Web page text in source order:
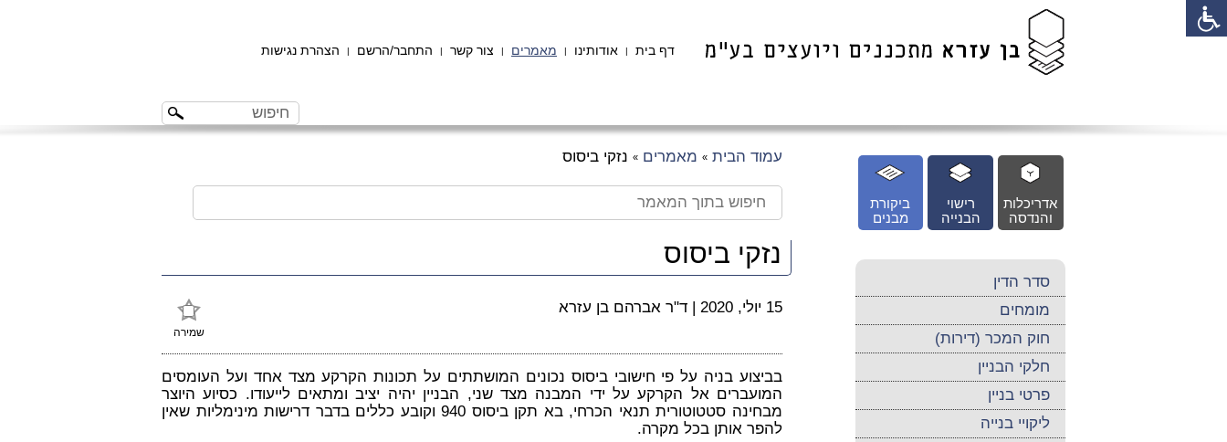
דף בית | אודותינו | מאמרים | צור קשר | התחבר/הרשם | הצהרת נגישות
עמוד הבית » מאמרים » נזקי ביסוס
נזקי ביסוס
שמירה
15 יולי, 2020 | ד"ר אברהם בן עזרא
בביצוע בניה על פי חישובי ביסוס נכונים המושתתים על תכונות הקרקע מצד אחד ועל העומסים
המועברים אל הקרקע על ידי המבנה מצד שני, הבניין יהיה יציב ומתאים לייעודו. כסיוע היוצר
מבחינה סטטוטורית תנאי הכרחי, בא תקן ביסוס 940 וקובע כללים בדבר דרישות מינימליות שאין
להפר אותן בכל מקרה.
ביקורת
מבנים
רישוי
הבנייה
אדריכלות
והנדסה
סדר הדין
מומחים
חוק המכר (דירות)
חלקי הבניין
פרטי בניין
ליקויי בנייה